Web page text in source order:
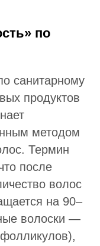
по
санитарному
продуктов
методом
Термин
после
волос
на 90–
волоски —